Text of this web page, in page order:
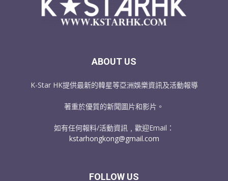
ABOUT US
K-Star HK提供最新的韓星等亞洲娛樂資訊及活動報導
著重於優質的新聞圖片和影片。
如有任何報料/活動資訊﹐歡迎Email：
kstarhongkong@gmail.com
FOLLOW US